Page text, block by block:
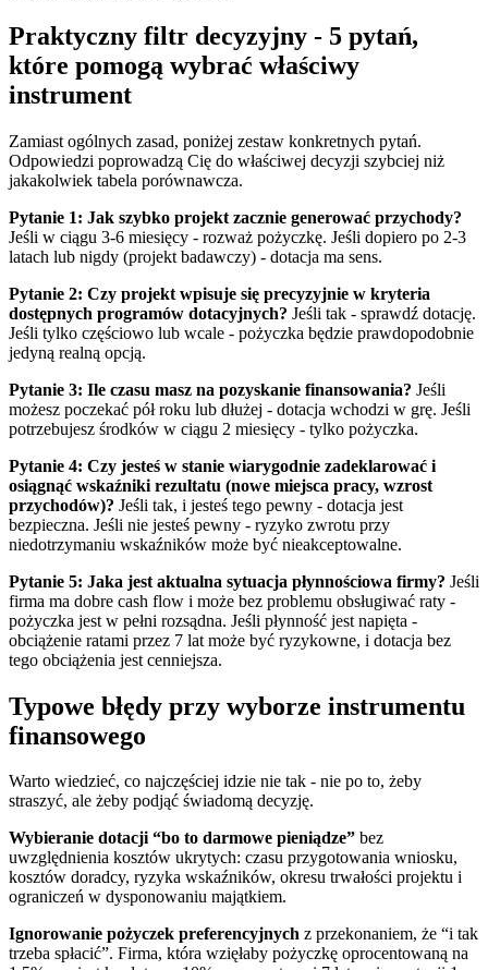
Praktyczny filtr decyzyjny - 5 pytań,
które pomogą wybrać właściwy
instrument
Zamiast ogólnych zasad, poniżej zestaw konkretnych pytań.
Odpowiedzi poprowadzą Cię do właściwej decyzji szybciej niż
jakakolwiek tabela porównawcza.
Pytanie 1: Jak szybko projekt zacznie generować przychody?
Jeśli w ciągu 3-6 miesięcy - rozważ pożyczkę. Jeśli dopiero po 2-3
latach lub nigdy (projekt badawczy) - dotacja ma sens.
Pytanie 2: Czy projekt wpisuje się precyzyjnie w kryteria
dostępnych programów dotacyjnych? Jeśli tak - sprawdź dotację.
Jeśli tylko częściowo lub wcale - pożyczka będzie prawdopodobnie
jedyną realną opcją.
Pytanie 3: Ile czasu masz na pozyskanie finansowania? Jeśli
możesz poczekać pół roku lub dłużej - dotacja wchodzi w grę. Jeśli
potrzebujesz środków w ciągu 2 miesięcy - tylko pożyczka.
Pytanie 4: Czy jesteś w stanie wiarygodnie zadeklarować i
osiągnąć wskaźniki rezultatu (nowe miejsca pracy, wzrost
przychodów)? Jeśli tak, i jesteś tego pewny - dotacja jest
bezpieczna. Jeśli nie jesteś pewny - ryzyko zwrotu przy
niedotrzymaniu wskaźników może być nieakceptowalne.
Pytanie 5: Jaka jest aktualna sytuacja płynnościowa firmy? Jeśli
firma ma dobre cash flow i może bez problemu obsługiwać raty -
pożyczka jest w pełni rozsądna. Jeśli płynność jest napięta -
obciążenie ratami przez 7 lat może być ryzykowne, i dotacja bez
tego obciążenia jest cenniejsza.
Typowe błędy przy wyborze instrumentu
finansowego
Warto wiedzieć, co najczęściej idzie nie tak - nie po to, żeby
straszyć, ale żeby podjąć świadomą decyzję.
Wybieranie dotacji “bo to darmowe pieniądze” bez
uwzględnienia kosztów ukrytych: czasu przygotowania wniosku,
kosztów doradcy, ryzyka wskaźników, okresu trwałości projektu i
ograniczeń w dysponowaniu majątkiem.
Ignorowanie pożyczek preferencyjnych z przekonaniem, że “i tak
trzeba spłacić”. Firma, która wzięłaby pożyczkę oprocentowaną na